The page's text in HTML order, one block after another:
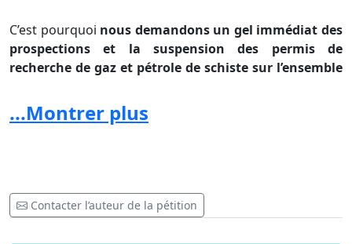
C’est pourquoi nous demandons un gel immédiat des
prospections et la suspension des permis de
recherche de gaz et pétrole de schiste sur l’ensemble
...Montrer plus
Contacter l’auteur de la pétition